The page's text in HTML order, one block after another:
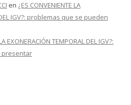
en ¿ES CONVENIENTE LA
DEL IGV?: problemas que se pueden
EXONERACIÓN TEMPORAL DEL IGV?:
presentar